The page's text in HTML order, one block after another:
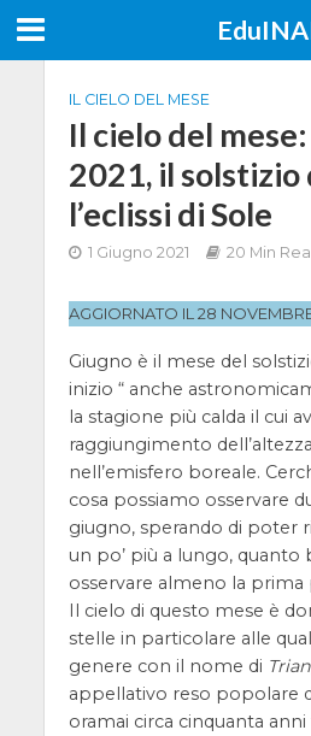
IL CIELO DEL MESE
Il cielo del
2021, il solstizio
l’eclissi di Sole
1 Giugno 2021 20 Min
AGGIORNATO IL 28
Giugno è il mese del
inizio “ anche
la stagione più calda il cui
raggiungimento
nell’emisfero boreale.
cosa possiamo osservare
giugno, sperando di poter
un po’ più a lungo, quanto
osservare almeno la
Il cielo di questo mese è
stelle in particolare alle
genere con il nome di
appellativo reso popolare
oramai circa cinquanta